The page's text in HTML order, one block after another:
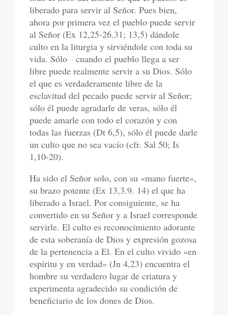
liberado para servir al Señor. Pues bien,
ahora por primera vez el pueblo puede servir
al Señor (Ex 12,25-26.31; 13,5) dándole
culto en la liturgia y sirviéndole con toda su
vida. Sólo cuando el pueblo llega a ser
libre puede realmente servir a su Dios. Sólo
el que es verdaderamente libre de la
esclavitud del pecado puede servir al Señor;
sólo él puede agradarle de veras, sólo él
puede amarle con todo el corazón y con
todas las fuerzas (Dt 6,5), sólo él puede darle
un culto que no sea vacío (cfr. Sal 50; Is
1,10-20).
Ha sido el Señor solo, con su «mano fuerte»,
su brazo potente (Ex 13,3.9. 14) el que ha
liberado a Israel. Por consiguiente, se ha
convertido en su Señor y a Israel corresponde
servirle. El culto es reconocimiento adorante
de esta soberanía de Dios y expresión gozosa
de la pertenencia a El. En el culto vivido «en
espíritu y en verdad» (Jn 4,23) encuentra el
hombre su verdadero lugar de criatura y
experimenta agradecido su condición de
beneficiario de los dones de Dios.